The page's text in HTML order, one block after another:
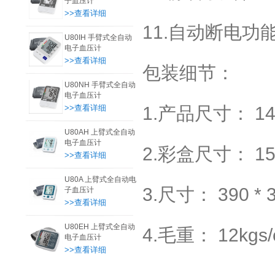
>>查看详细
U80IH 手臂式全自动
电子血压计
>>查看详细
U80NH 手臂式全自动
电子血压计
>>查看详细
U80AH 上臂式全自动
电子血压计
>>查看详细
U80A 上臂式全自动电
子血压计
>>查看详细
U80EH 上臂式全自动
电子血压计
>>查看详细
11.自动断电功
包装细节：
1.产品尺寸：
2.彩盒尺寸：
3.尺寸： 390 *
4.毛重：